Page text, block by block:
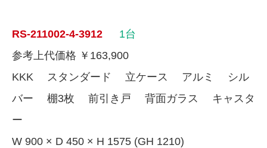
RS-211002-4-3912
1台
参考上代価格 ￥163,900
KKK スタンダード 立ケース アルミ シル
バー 棚3枚 前引き戸 背面ガラス キャスタ
ー
W 900 × D 450 × H 1575 (GH 1210)